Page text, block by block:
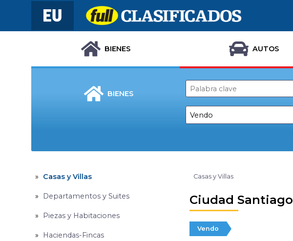
BIENES AUTOS
BIENES
Casas y Villas
Departamentos y Suites
Piezas y Habitaciones
Haciendas-Fincas
Casas y Villas
Ciudad Santiago
Vendo